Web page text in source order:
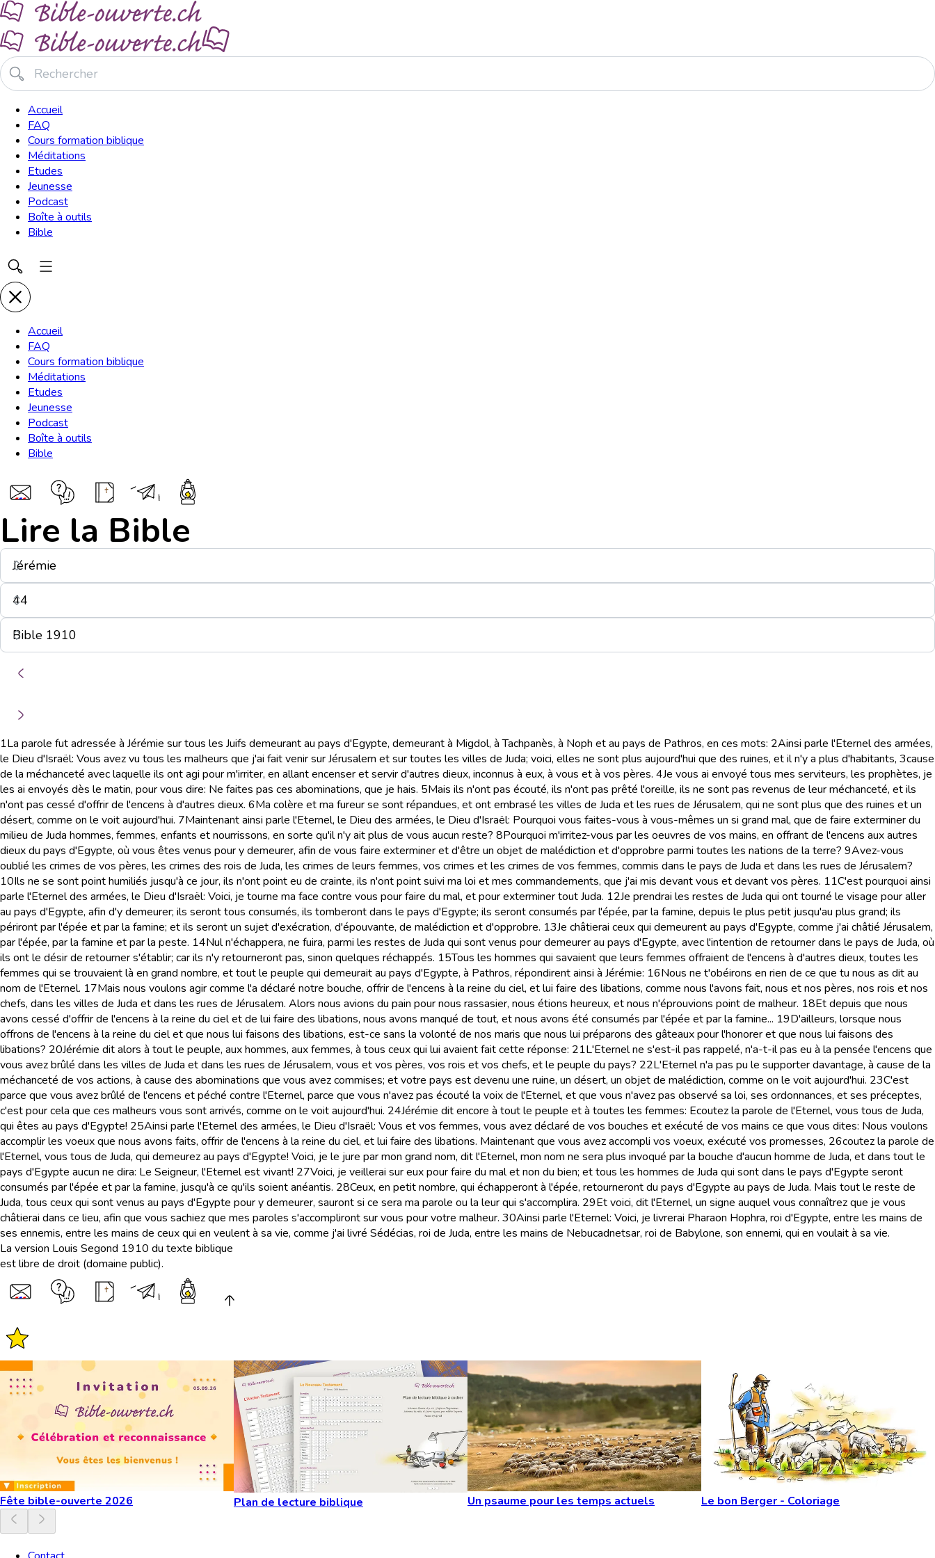
Accueil
FAQ
Cours formation biblique
Méditations
Etudes
Jeunesse
Podcast
Boîte à outils
Bible
Accueil
FAQ
Cours formation biblique
Méditations
Etudes
Jeunesse
Podcast
Boîte à outils
Bible
Lire la Bible
1La parole fut adressée à Jérémie sur tous les Juifs demeurant au pays d'Egypte, demeurant à Migdol, à Tachpanès, à Noph et au pays de Pathros, en ces mots: 2Ainsi parle l'Eternel des armées,
le Dieu d'Israël: Vous avez vu tous les malheurs que j'ai fait venir sur Jérusalem et sur toutes les villes de Juda; voici, elles ne sont plus aujourd'hui que des ruines, et il n'y a plus d'habitants, 3cause
de la méchanceté avec laquelle ils ont agi pour m'irriter, en allant encenser et servir d'autres dieux, inconnus à eux, à vous et à vos pères. 4Je vous ai envoyé tous mes serviteurs, les prophètes, je
les ai envoyés dès le matin, pour vous dire: Ne faites pas ces abominations, que je hais. 5Mais ils n'ont pas écouté, ils n'ont pas prêté l'oreille, ils ne sont pas revenus de leur méchanceté, et ils
n'ont pas cessé d'offrir de l'encens à d'autres dieux. 6Ma colère et ma fureur se sont répandues, et ont embrasé les villes de Juda et les rues de Jérusalem, qui ne sont plus que des ruines et un
désert, comme on le voit aujourd'hui. 7Maintenant ainsi parle l'Eternel, le Dieu des armées, le Dieu d'Israël: Pourquoi vous faites-vous à vous-mêmes un si grand mal, que de faire exterminer du
milieu de Juda hommes, femmes, enfants et nourrissons, en sorte qu'il n'y ait plus de vous aucun reste? 8Pourquoi m'irritez-vous par les oeuvres de vos mains, en offrant de l'encens aux autres
dieux du pays d'Egypte, où vous êtes venus pour y demeurer, afin de vous faire exterminer et d'être un objet de malédiction et d'opprobre parmi toutes les nations de la terre? 9Avez-vous
oublié les crimes de vos pères, les crimes des rois de Juda, les crimes de leurs femmes, vos crimes et les crimes de vos femmes, commis dans le pays de Juda et dans les rues de Jérusalem?
10Ils ne se sont point humiliés jusqu'à ce jour, ils n'ont point eu de crainte, ils n'ont point suivi ma loi et mes commandements, que j'ai mis devant vous et devant vos pères. 11C'est pourquoi ainsi
parle l'Eternel des armées, le Dieu d'Israël: Voici, je tourne ma face contre vous pour faire du mal, et pour exterminer tout Juda. 12Je prendrai les restes de Juda qui ont tourné le visage pour aller
au pays d'Egypte, afin d'y demeurer; ils seront tous consumés, ils tomberont dans le pays d'Egypte; ils seront consumés par l'épée, par la famine, depuis le plus petit jusqu'au plus grand; ils
périront par l'épée et par la famine; et ils seront un sujet d'exécration, d'épouvante, de malédiction et d'opprobre. 13Je châtierai ceux qui demeurent au pays d'Egypte, comme j'ai châtié Jérusalem,
par l'épée, par la famine et par la peste. 14Nul n'échappera, ne fuira, parmi les restes de Juda qui sont venus pour demeurer au pays d'Egypte, avec l'intention de retourner dans le pays de Juda, où
ils ont le désir de retourner s'établir; car ils n'y retourneront pas, sinon quelques réchappés. 15Tous les hommes qui savaient que leurs femmes offraient de l'encens à d'autres dieux, toutes les
femmes qui se trouvaient là en grand nombre, et tout le peuple qui demeurait au pays d'Egypte, à Pathros, répondirent ainsi à Jérémie: 16Nous ne t'obéirons en rien de ce que tu nous as dit au
nom de l'Eternel. 17Mais nous voulons agir comme l'a déclaré notre bouche, offrir de l'encens à la reine du ciel, et lui faire des libations, comme nous l'avons fait, nous et nos pères, nos rois et nos
chefs, dans les villes de Juda et dans les rues de Jérusalem. Alors nous avions du pain pour nous rassasier, nous étions heureux, et nous n'éprouvions point de malheur. 18Et depuis que nous
avons cessé d'offrir de l'encens à la reine du ciel et de lui faire des libations, nous avons manqué de tout, et nous avons été consumés par l'épée et par la famine... 19D'ailleurs, lorsque nous
offrons de l'encens à la reine du ciel et que nous lui faisons des libations, est-ce sans la volonté de nos maris que nous lui préparons des gâteaux pour l'honorer et que nous lui faisons des
libations? 20Jérémie dit alors à tout le peuple, aux hommes, aux femmes, à tous ceux qui lui avaient fait cette réponse: 21L'Eternel ne s'est-il pas rappelé, n'a-t-il pas eu à la pensée l'encens que
vous avez brûlé dans les villes de Juda et dans les rues de Jérusalem, vous et vos pères, vos rois et vos chefs, et le peuple du pays? 22L'Eternel n'a pas pu le supporter davantage, à cause de la
méchanceté de vos actions, à cause des abominations que vous avez commises; et votre pays est devenu une ruine, un désert, un objet de malédiction, comme on le voit aujourd'hui. 23C'est
parce que vous avez brûlé de l'encens et péché contre l'Eternel, parce que vous n'avez pas écouté la voix de l'Eternel, et que vous n'avez pas observé sa loi, ses ordonnances, et ses préceptes,
c'est pour cela que ces malheurs vous sont arrivés, comme on le voit aujourd'hui. 24Jérémie dit encore à tout le peuple et à toutes les femmes: Ecoutez la parole de l'Eternel, vous tous de Juda,
qui êtes au pays d'Egypte! 25Ainsi parle l'Eternel des armées, le Dieu d'Israël: Vous et vos femmes, vous avez déclaré de vos bouches et exécuté de vos mains ce que vous dites: Nous voulons
accomplir les voeux que nous avons faits, offrir de l'encens à la reine du ciel, et lui faire des libations. Maintenant que vous avez accompli vos voeux, exécuté vos promesses, 26coutez la parole de
l'Eternel, vous tous de Juda, qui demeurez au pays d'Egypte! Voici, je le jure par mon grand nom, dit l'Eternel, mon nom ne sera plus invoqué par la bouche d'aucun homme de Juda, et dans tout le
pays d'Egypte aucun ne dira: Le Seigneur, l'Eternel est vivant! 27Voici, je veillerai sur eux pour faire du mal et non du bien; et tous les hommes de Juda qui sont dans le pays d'Egypte seront
consumés par l'épée et par la famine, jusqu'à ce qu'ils soient anéantis. 28Ceux, en petit nombre, qui échapperont à l'épée, retourneront du pays d'Egypte au pays de Juda. Mais tout le reste de
Juda, tous ceux qui sont venus au pays d'Egypte pour y demeurer, sauront si ce sera ma parole ou la leur qui s'accomplira. 29Et voici, dit l'Eternel, un signe auquel vous connaîtrez que je vous
châtierai dans ce lieu, afin que vous sachiez que mes paroles s'accompliront sur vous pour votre malheur. 30Ainsi parle l'Eternel: Voici, je livrerai Pharaon Hophra, roi d'Egypte, entre les mains de
ses ennemis, entre les mains de ceux qui en veulent à sa vie, comme j'ai livré Sédécias, roi de Juda, entre les mains de Nebucadnetsar, roi de Babylone, son ennemi, qui en voulait à sa vie.
La version Louis Segond 1910 du texte biblique
est libre de droit (domaine public).
Fête bible-ouverte 2026 Plan de lecture biblique Un psaume pour les temps actuels Le bon Berger - Coloriage